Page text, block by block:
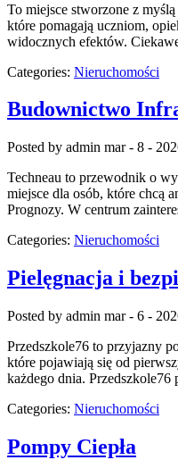
To miejsce stworzone z
które pomagają uczniom,
widocznych efektów.
Categories: Nieruchomości
Budownictwo
Posted by admin mar - 8 -
Techneau to przewodnik o
miejsce dla osób, które chcą
Prognozy. W centrum
Categories: Nieruchomości
Pielęgnacja i
Posted by admin mar - 6 -
Przedszkole76 to przyjazny
które pojawiają się od
każdego dnia.
Categories: Nieruchomości
Pompy Ciepła